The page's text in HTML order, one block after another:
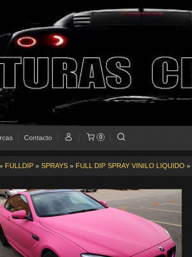
Contacto 0
FULLDIP» SPRAYS» FULL DIP SPRAY VINILO LIQUIDO»